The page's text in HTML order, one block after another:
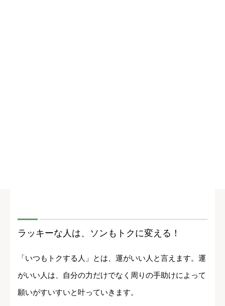
ラッキーな人は、ソンもトクに変える！
「いつもトクする人」とは、運がいい人と言えます。運
がいい人は、自分の力だけでなく周りの手助けによって
願いがすいすいと叶っていきます。